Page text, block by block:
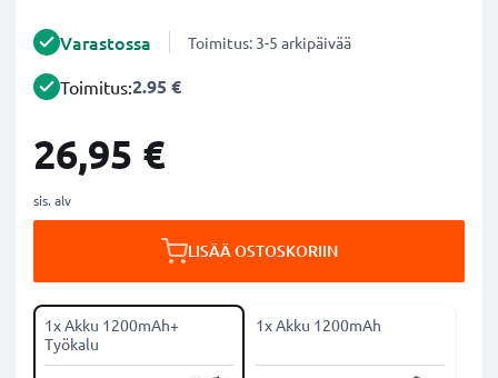
Varastossa Toimitus: 3-5 arkipäivää
Toimitus:2.95 €
26,95 €
sis. alv
LISÄÄ OSTOSKORIIN
1x Akku 1200mAh+
Työkalu
1x Akku 1200mAh